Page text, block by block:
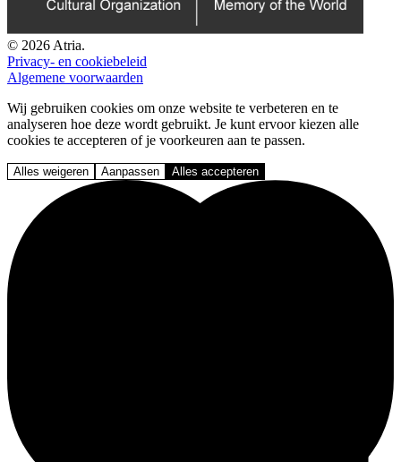
© 2026 Atria.
Privacy- en cookiebeleid
Algemene voorwaarden
Wij gebruiken cookies om onze website te verbeteren en te
analyseren hoe deze wordt gebruikt. Je kunt ervoor kiezen alle
cookies te accepteren of je voorkeuren aan te passen.
Alles weigeren Aanpassen Alles accepteren